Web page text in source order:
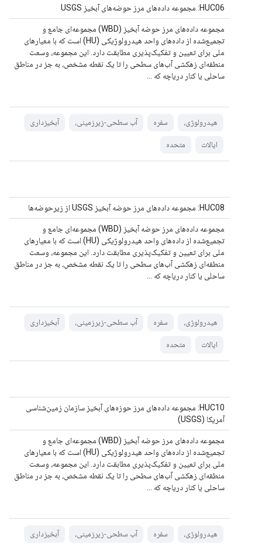
HUC06: مجموعه داده‌های مرز حوضه‌های آبخیز USGS
مجموعه داده‌های مرز حوضه آبخیز (WBD) مجموعه‌ای جامع و
تجمیع‌شده از داده‌های واحد هیدرولوژیکی (HU) است که با معیارهای
ملی برای تعیین و تفکیک‌پذیری مطابقت دارد. این مجموعه، وسعت
منطقه‌ای زهکشی آب‌های سطحی را تا یک نقطه مشخص، به جز در مناطق
ساحلی یا کنار دریاچه که ...
هیدرولوژی، سفره آب سطحی-زیرزمینی، آبخیزداری
ایالات متحده
HUC08: مجموعه داده‌های مرز حوضه آبخیز USGS از زیرحوضه‌ها
مجموعه داده‌های مرز حوضه آبخیز (WBD) مجموعه‌ای جامع و
تجمیع‌شده از داده‌های واحد هیدرولوژیکی (HU) است که با معیارهای
ملی برای تعیین و تفکیک‌پذیری مطابقت دارد. این مجموعه، وسعت
منطقه‌ای زهکشی آب‌های سطحی را تا یک نقطه مشخص، به جز در مناطق
ساحلی یا کنار دریاچه که ...
هیدرولوژی، سفره آب سطحی-زیرزمینی، آبخیزداری
ایالات متحده
HUC10: مجموعه داده‌های مرز حوزه‌های آبخیز سازمان زمین‌شناسی
آمریکا (USGS)
مجموعه داده‌های مرز حوضه آبخیز (WBD) مجموعه‌ای جامع و
تجمیع‌شده از داده‌های واحد هیدرولوژیکی (HU) است که با معیارهای
ملی برای تعیین و تفکیک‌پذیری مطابقت دارد. این مجموعه، وسعت
منطقه‌ای زهکشی آب‌های سطحی را تا یک نقطه مشخص، به جز در مناطق
ساحلی یا کنار دریاچه که ...
هیدرولوژی، سفره آب سطحی-زیرزمینی، آبخیزداری